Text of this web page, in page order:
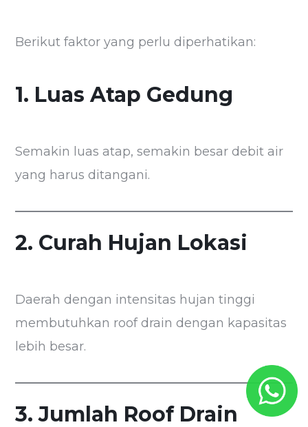
Berikut faktor yang perlu diperhatikan:
1. Luas Atap Gedung
Semakin luas atap, semakin besar debit air
yang harus ditangani.
2. Curah Hujan Lokasi
Daerah dengan intensitas hujan tinggi
membutuhkan roof drain dengan kapasitas
lebih besar.
3. Jumlah Roof Drain